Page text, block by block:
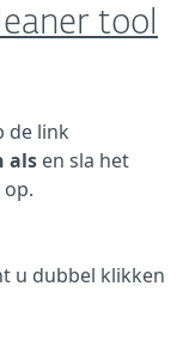
tool
de link
als en sla het
u dubbel klikken